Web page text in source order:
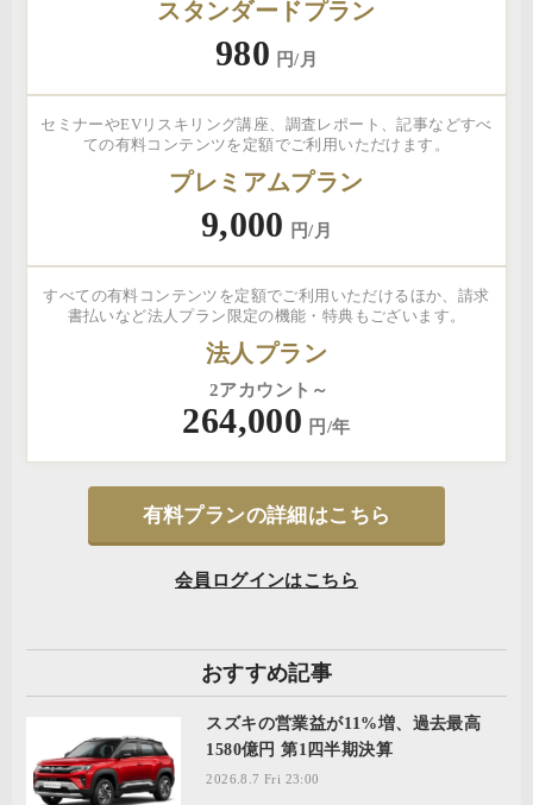
スタンダードプラン
980 円/月
セミナーやEVリスキリング講座、調査レポート、記事などすべ
ての有料コンテンツを定額でご利用いただけます。
プレミアムプラン
9,000 円/月
すべての有料コンテンツを定額でご利用いただけるほか、請求
書払いなど法人プラン限定の機能・特典もございます。
法人プラン
2アカウント～
264,000 円/年
有料プランの詳細はこちら
会員ログインはこちら
おすすめ記事
スズキの営業益が11%増、過去最高
1580億円 第1四半期決算
2026.8.7 Fri 23:00